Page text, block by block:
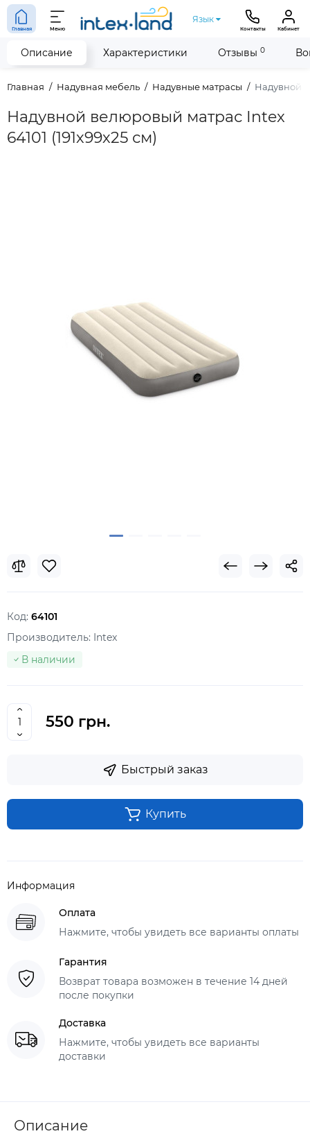
Главная Меню
Язык
Контакты Кабинет
Главная Надувная мебель Надувные матрасы Надувной
Надувной велюровый матрас Intex
64101 (191х99х25 см)
Код: 64101
Производитель: Intex
В наличии
550 грн.
Быстрый заказ
Купить
Информация
Оплата
Нажмите, чтобы увидеть все варианты оплаты
Гарантия
Возврат товара возможен в течение 14 дней
после покупки
Доставка
Нажмите, чтобы увидеть все варианты
доставки
Описание Характеристики Отзывы 0
Описание